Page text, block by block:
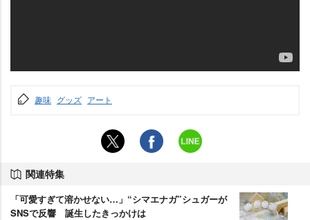
趣味 グッズ アート
関連特集
「可愛すぎて溶かせない…」“シマエナガ”シュガーが
SNSで反響 誕生したきっかけは